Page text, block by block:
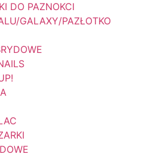
DO PAZNOKCI
GALAXY/PAZŁOTKO